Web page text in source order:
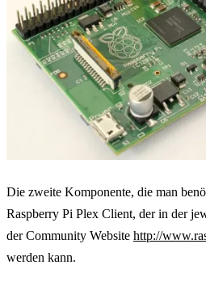
Die zweite Komponente, die man
Raspberry Pi Plex Client, der in der
der Community Website http://
werden kann.